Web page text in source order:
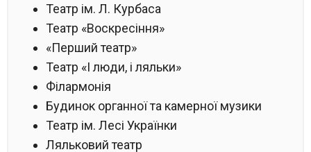
Театр ім. Л. Курбаса
Театр «Воскресіння»
«Перший театр»
Театр «І люди, і ляльки»
Філармонія
Будинок органної та камерної музики
Театр ім. Лесі Українки
Ляльковий театр